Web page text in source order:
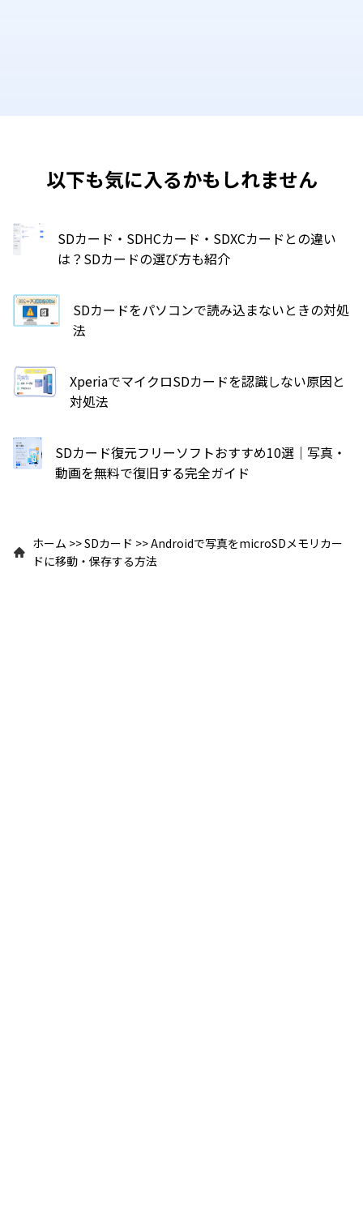
以下も気に入るかもしれません
SDカード・SDHCカード・SDXCカードとの違い
は？SDカードの選び方も紹介
SDカードをパソコンで読み込まないときの対処
法
XperiaでマイクロSDカードを認識しない原因と
対処法
SDカード復元フリーソフトおすすめ10選｜写真・
動画を無料で復旧する完全ガイド
ホーム >>SDカード >>Androidで写真をmicroSDメモリカー
ドに移動・保存する方法